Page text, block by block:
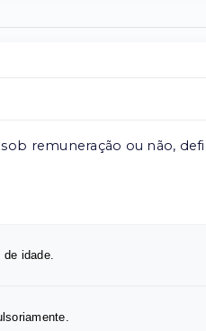
remuneração ou não,
idade.